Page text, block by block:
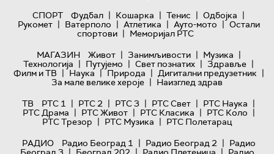
СПОРТ
Фудбал | Кошарка | Тенис | Одбојка |
Рукомет | Ватерполо | Атлетика | Ауто-мото | Остали
спортови | Меморијал РТС
МАГАЗИН
Живот | Занимљивости | Музика |
Технологијa | Путујемо | Свет познатих | Здравље |
Филм и ТВ | Наука | Природа | Дигитални предузетник |
За мале велике хероје | Наизглед здрав
ТВ
РТС 1 | РТС 2 | РТС 3 | РТС Свет | РТС Наука |
РТС Драма | РТС Живот | РТС Класика | РТС Коло |
РТС Трезор | РТС Музика | РТС Полетарац
РАДИО
Радио Београд 1 | Радио Београд 2 | Радио